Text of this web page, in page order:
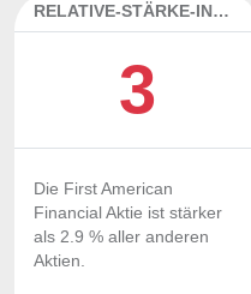
RELATIVE-STÄRKE-INDEX
3
Die First American
Financial Aktie ist stärker
als 2.9 % aller anderen
Aktien.